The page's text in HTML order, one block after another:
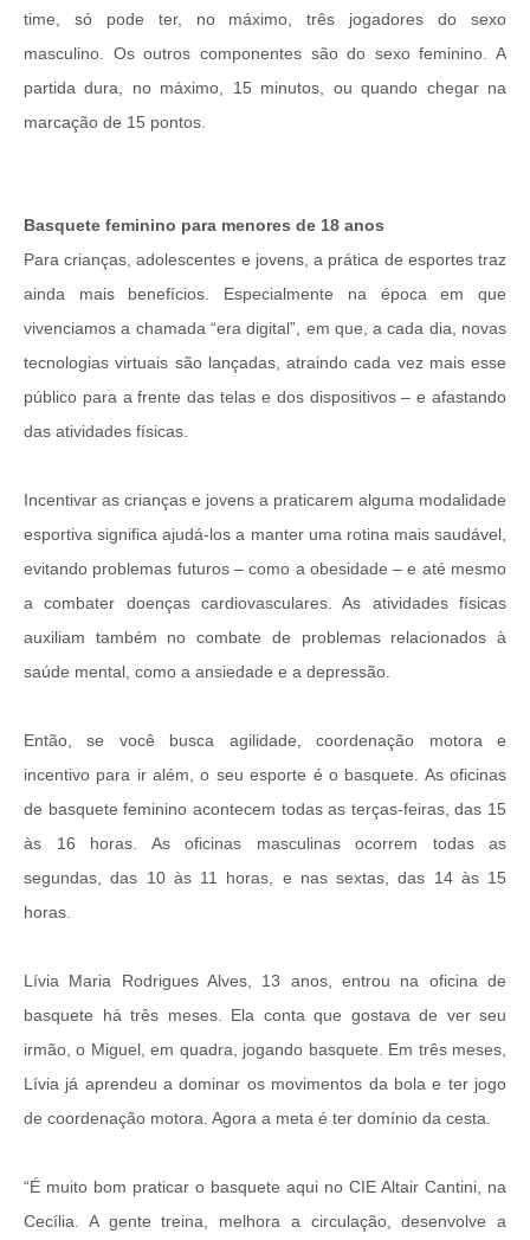
time, só pode ter, no máximo, três jogadores do sexo
masculino. Os outros componentes são do sexo feminino. A
partida dura, no máximo, 15 minutos, ou quando chegar na
marcação de 15 pontos.
Basquete feminino para menores de 18 anos
Para crianças, adolescentes e jovens, a prática de esportes traz
ainda mais benefícios. Especialmente na época em que
vivenciamos a chamada “era digital”, em que, a cada dia, novas
tecnologias virtuais são lançadas, atraindo cada vez mais esse
público para a frente das telas e dos dispositivos – e afastando
das atividades físicas.
Incentivar as crianças e jovens a praticarem alguma modalidade
esportiva significa ajudá-los a manter uma rotina mais saudável,
evitando problemas futuros – como a obesidade – e até mesmo
a combater doenças cardiovasculares. As atividades físicas
auxiliam também no combate de problemas relacionados à
saúde mental, como a ansiedade e a depressão.
Então, se você busca agilidade, coordenação motora e
incentivo para ir além, o seu esporte é o basquete. As oficinas
de basquete feminino acontecem todas as terças-feiras, das 15
às 16 horas. As oficinas masculinas ocorrem todas as
segundas, das 10 às 11 horas, e nas sextas, das 14 às 15
horas.
Lívia Maria Rodrigues Alves, 13 anos, entrou na oficina de
basquete há três meses. Ela conta que gostava de ver seu
irmão, o Miguel, em quadra, jogando basquete. Em três meses,
Lívia já aprendeu a dominar os movimentos da bola e ter jogo
de coordenação motora. Agora a meta é ter domínio da cesta.
“É muito bom praticar o basquete aqui no CIE Altair Cantini, na
Cecília. A gente treina, melhora a circulação, desenvolve a